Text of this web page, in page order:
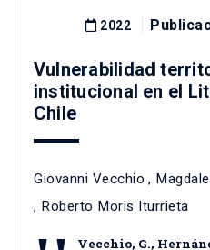
2022
Vulnerabilidad
institucional en el
Chile
Giovanni Vecchio ,
, Roberto Moris Iturrieta
Vecchio, G.,